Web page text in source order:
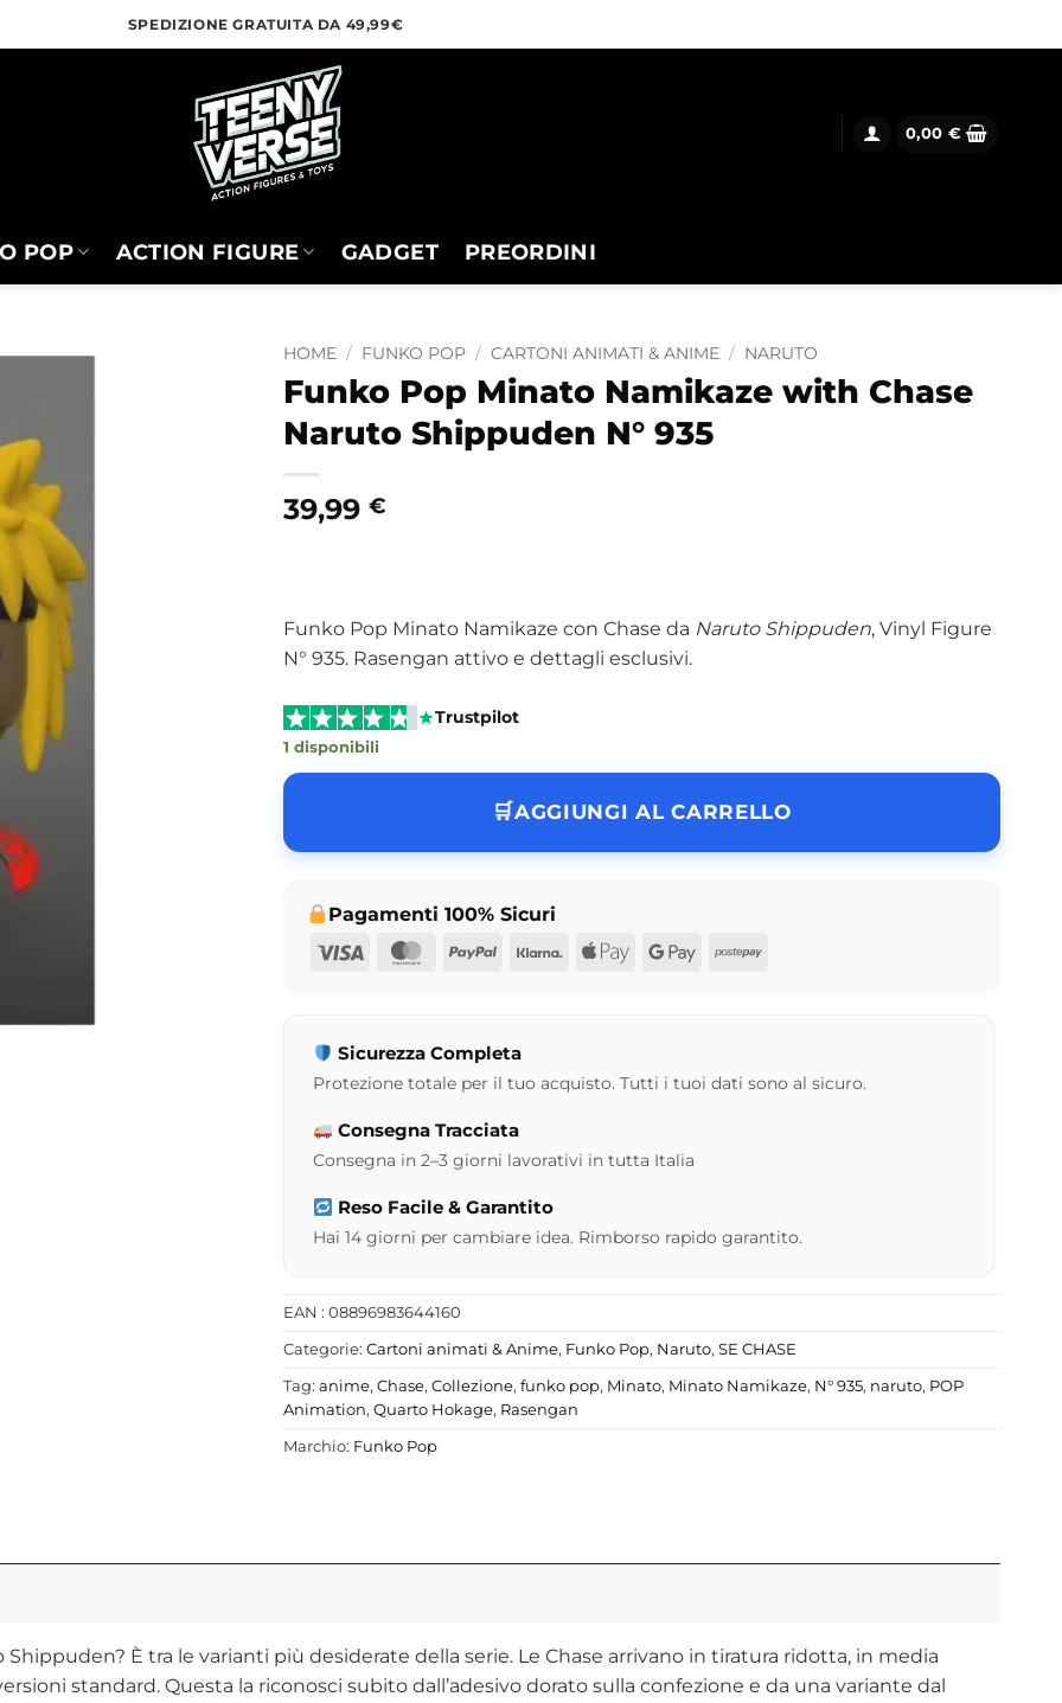
SPEDIZIONE GRATUITA DA 49,99€
0,00 €
POP ACTION FIGURE GADGET PREORDINI
HOME / FUNKO POP / CARTONI ANIMATI & ANIME / NARUTO
Funko Pop Minato Namikaze with Chase
Naruto Shippuden N° 935
39,99 €
Funko Pop Minato Namikaze con Chase da Naruto Shippuden, Vinyl Figure
N° 935. Rasengan attivo e dettagli esclusivi.
Trustpilot
1 disponibili
AGGIUNGI AL CARRELLO
Pagamenti 100% Sicuri
Visa
MasterCard
PayPalKlarna Apple GooglePostepay
Sicurezza Completa
Protezione totale per il tuo acquisto. Tutti i tuoi dati sono al sicuro.
Consegna Tracciata
Consegna in 2–3 giorni lavorativi in tutta Italia
Reso Facile & Garantito
Hai 14 giorni per cambiare idea. Rimborso rapido garantito.
EAN : 08896983644160
Categorie: Cartoni animati & Anime, Funko Pop, Naruto, SE CHASE
Tag: anime, Chase, Collezione, funko pop, Minato, Minato Namikaze, N° 935, naruto, POP
Animation, Quarto Hokage, Rasengan
Marchio: Funko Pop
È tra le varianti più desiderate della serie. Le Chase arrivano in tiratura ridotta, in media
standard. Questa la riconosci subito dall’adesivo dorato sulla confezione e da una variante dal